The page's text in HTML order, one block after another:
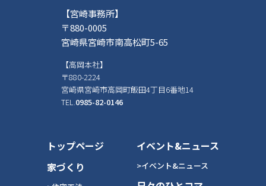
【宮崎事務所】
〒880-0005
宮崎県宮崎市南高松町5-65
【高岡本社】
〒880-2224
宮崎県宮崎市高岡町飯田4丁目6番地14
TEL. 0985-82-0146
トップページ
家づくり
イベント&ニュース
>イベント&ニュース